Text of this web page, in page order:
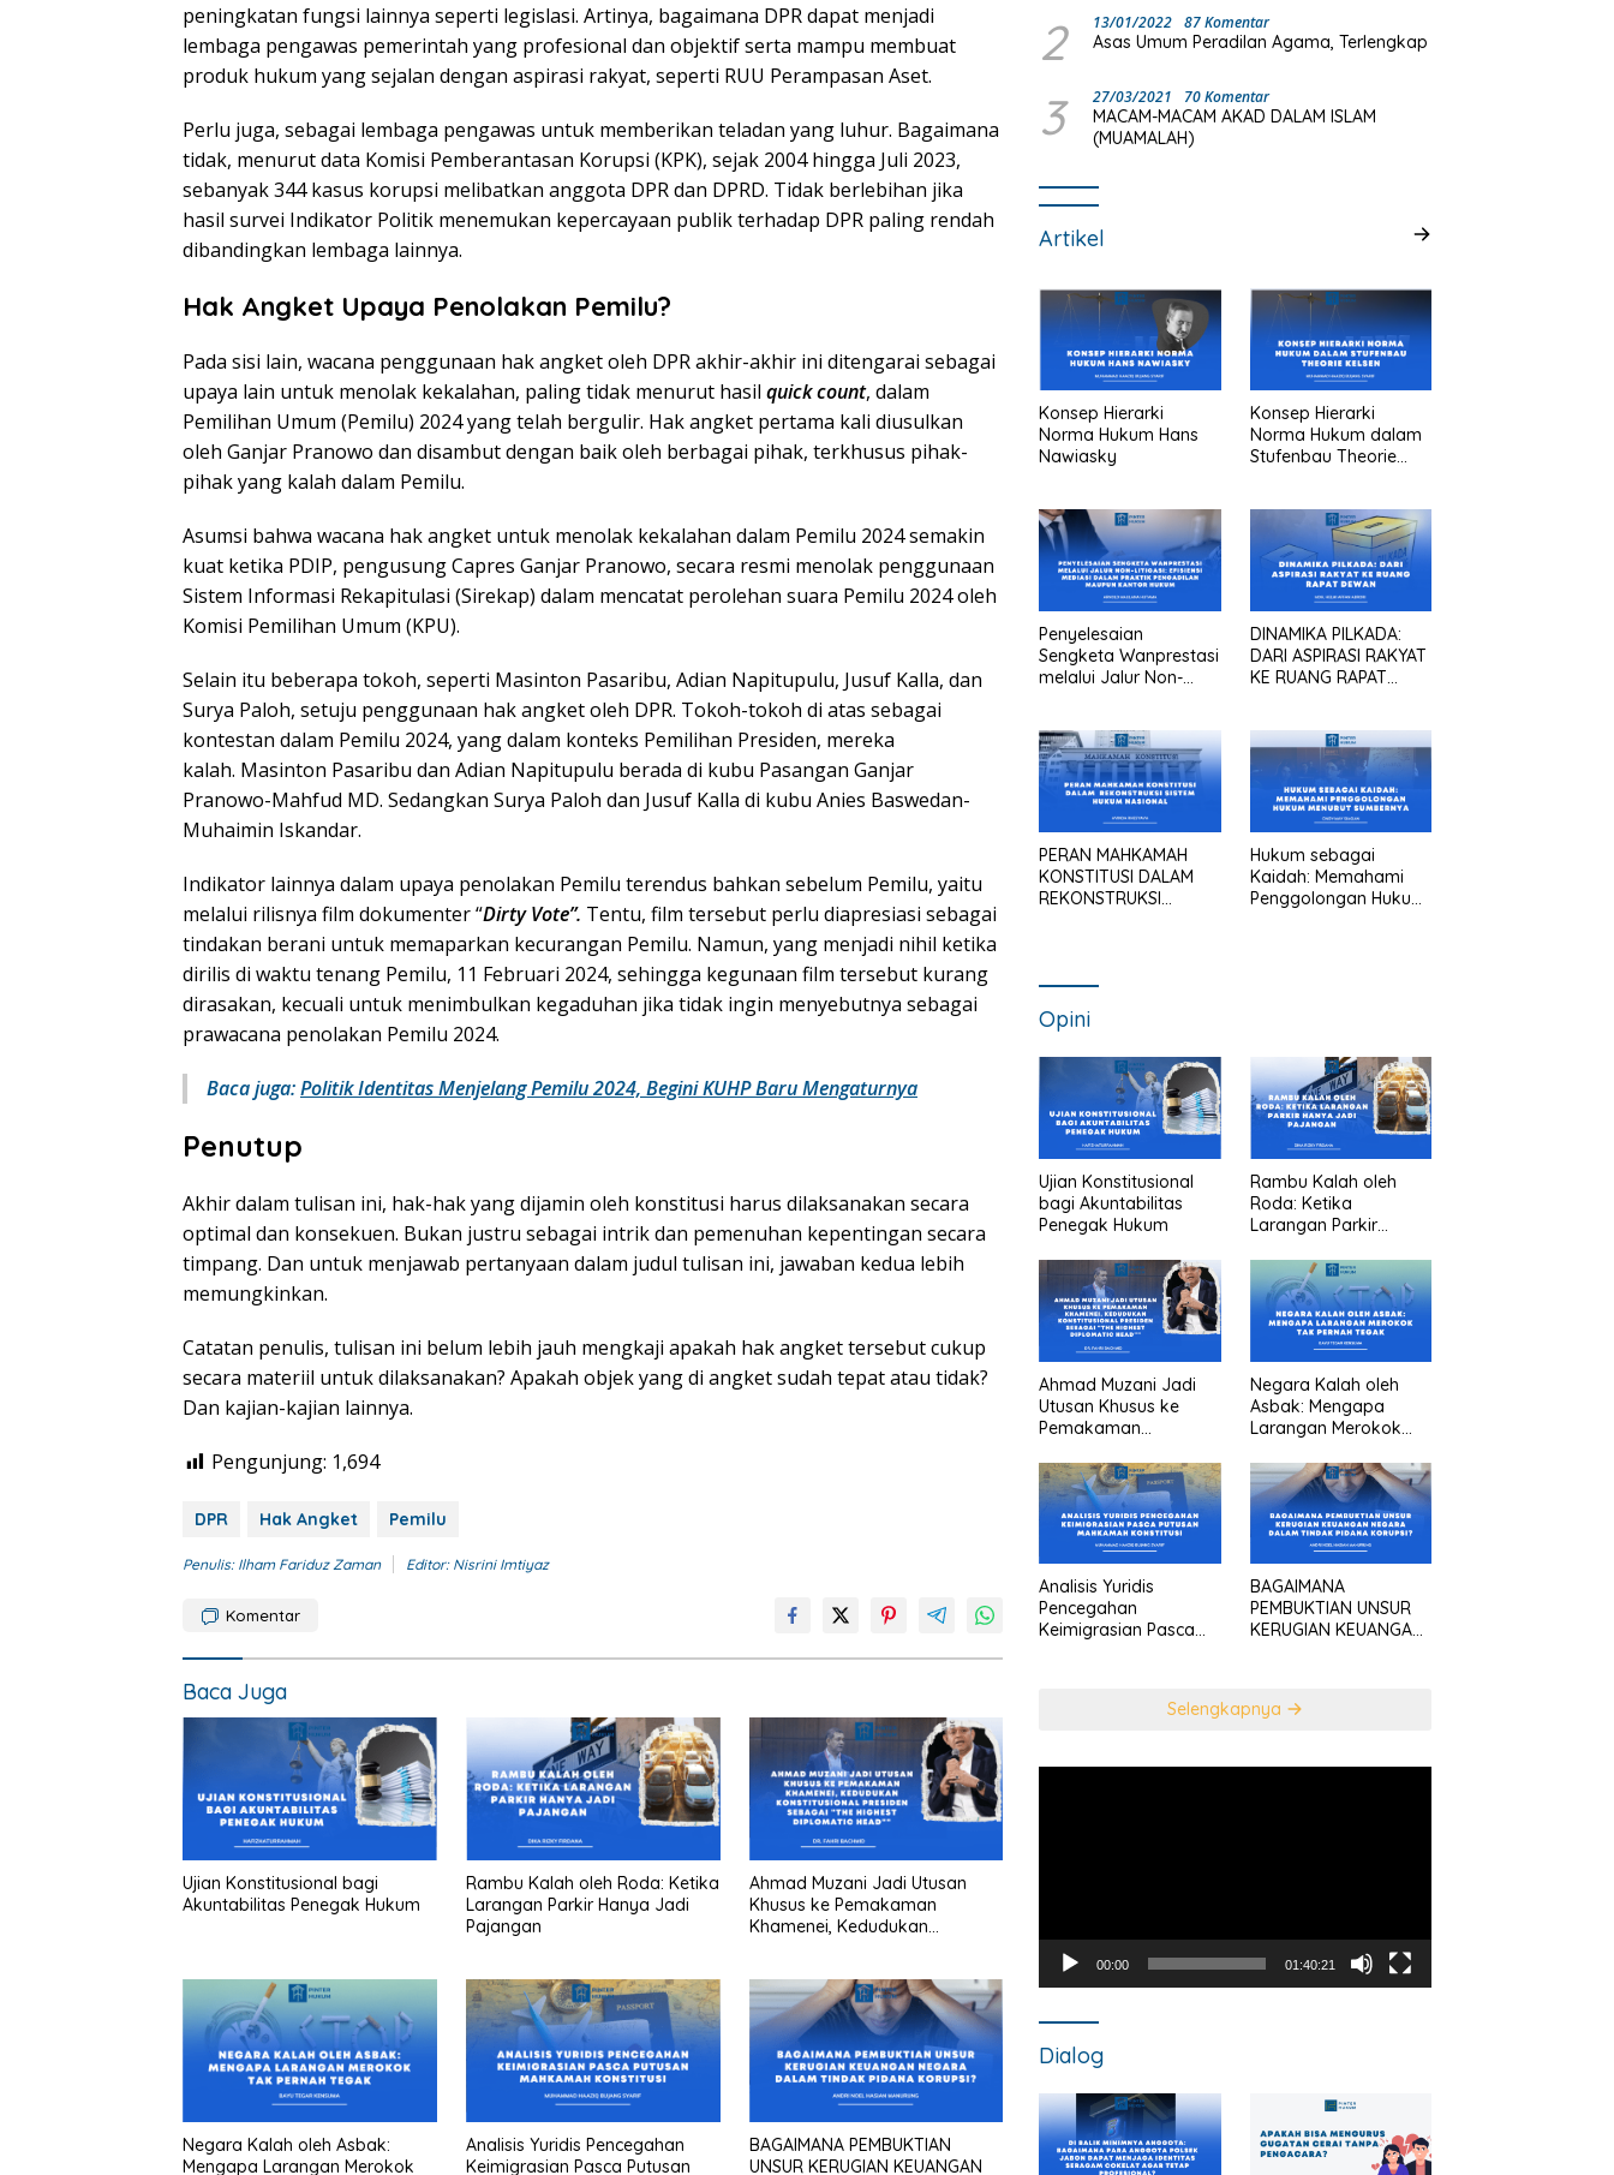
peningkatan fungsi lainnya seperti legislasi. Artinya, bagaimana DPR dapat menjadi
lembaga pengawas pemerintah yang profesional dan objektif serta mampu membuat
produk hukum yang sejalan dengan aspirasi rakyat, seperti RUU Perampasan Aset.
Perlu juga, sebagai lembaga pengawas untuk memberikan teladan yang luhur. Bagaimana
tidak, menurut data Komisi Pemberantasan Korupsi (KPK), sejak 2004 hingga Juli 2023,
sebanyak 344 kasus korupsi melibatkan anggota DPR dan DPRD. Tidak berlebihan jika
hasil survei Indikator Politik menemukan kepercayaan publik terhadap DPR paling rendah
dibandingkan lembaga lainnya.
Hak Angket Upaya Penolakan Pemilu?
Pada sisi lain, wacana penggunaan hak angket oleh DPR akhir-akhir ini ditengarai sebagai
upaya lain untuk menolak kekalahan, paling tidak menurut hasil quick count, dalam
Pemilihan Umum (Pemilu) 2024 yang telah bergulir. Hak angket pertama kali diusulkan
oleh Ganjar Pranowo dan disambut dengan baik oleh berbagai pihak, terkhusus pihak-
pihak yang kalah dalam Pemilu.
Asumsi bahwa wacana hak angket untuk menolak kekalahan dalam Pemilu 2024 semakin
kuat ketika PDIP, pengusung Capres Ganjar Pranowo, secara resmi menolak penggunaan
Sistem Informasi Rekapitulasi (Sirekap) dalam mencatat perolehan suara Pemilu 2024 oleh
Komisi Pemilihan Umum (KPU).
Selain itu beberapa tokoh, seperti Masinton Pasaribu, Adian Napitupulu, Jusuf Kalla, dan
Surya Paloh, setuju penggunaan hak angket oleh DPR. Tokoh-tokoh di atas sebagai
kontestan dalam Pemilu 2024, yang dalam konteks Pemilihan Presiden, mereka
kalah. Masinton Pasaribu dan Adian Napitupulu berada di kubu Pasangan Ganjar
Pranowo-Mahfud MD. Sedangkan Surya Paloh dan Jusuf Kalla di kubu Anies Baswedan-
Muhaimin Iskandar.
Indikator lainnya dalam upaya penolakan Pemilu terendus bahkan sebelum Pemilu, yaitu
melalui rilisnya film dokumenter “Dirty Vote”. Tentu, film tersebut perlu diapresiasi sebagai
tindakan berani untuk memaparkan kecurangan Pemilu. Namun, yang menjadi nihil ketika
dirilis di waktu tenang Pemilu, 11 Februari 2024, sehingga kegunaan film tersebut kurang
dirasakan, kecuali untuk menimbulkan kegaduhan jika tidak ingin menyebutnya sebagai
prawacana penolakan Pemilu 2024.
Baca juga:Politik Identitas Menjelang Pemilu 2024, Begini KUHP Baru Mengaturnya
Penutup
Akhir dalam tulisan ini, hak-hak yang dijamin oleh konstitusi harus dilaksanakan secara
optimal dan konsekuen. Bukan justru sebagai intrik dan pemenuhan kepentingan secara
timpang. Dan untuk menjawab pertanyaan dalam judul tulisan ini, jawaban kedua lebih
memungkinkan.
Catatan penulis, tulisan ini belum lebih jauh mengkaji apakah hak angket tersebut cukup
secara materiil untuk dilaksanakan? Apakah objek yang di angket sudah tepat atau tidak?
Dan kajian-kajian lainnya.
Pengunjung: 1,694
DPR Hak Angket Pemilu
Penulis: Ilham Fariduz Zaman Editor: Nisrini Imtiyaz
Komentar
Baca Juga
Ujian Konstitusional bagi
Akuntabilitas Penegak Hukum
Rambu Kalah oleh Roda: Ketika
Larangan Parkir Hanya Jadi
Pajangan
Ahmad Muzani Jadi Utusan
Khusus ke Pemakaman
Khamenei, Kedudukan
Negara Kalah oleh Asbak:
Mengapa Larangan Merokok
Analisis Yuridis Pencegahan
Keimigrasian Pasca Putusan
BAGAIMANA PEMBUKTIAN
UNSUR KERUGIAN KEUANGAN
2 13/01/2022 87 Komentar
Asas Umum Peradilan Agama, Terlengkap
3 27/03/2021 70 Komentar
MACAM-MACAM AKAD DALAM ISLAM
(MUAMALAH)
Artikel
Konsep Hierarki
Norma Hukum Hans
Nawiasky
Konsep Hierarki
Norma Hukum dalam
Stufenbau Theorie
Penyelesaian
Sengketa Wanprestasi
melalui Jalur Non-
Pengadilan Maupun
Kantor Hukum
DINAMIKA PILKADA:
DARI ASPIRASI RAKYAT
KE RUANG RAPAT
PERAN MAHKAMAH
KONSTITUSI DALAM
REKONSTRUKSI
Hukum sebagai
Kaidah: Memahami
Penggolongan Hukum
Opini
Ujian Konstitusional
bagi Akuntabilitas
Penegak Hukum
Rambu Kalah oleh
Roda: Ketika
Larangan Parkir
Ahmad Muzani Jadi
Utusan Khusus ke
Pemakaman
konstitusional
Presiden sebagai “the
highest diplomatic
head””
Negara Kalah oleh
Asbak: Mengapa
Larangan Merokok
Analisis Yuridis
Pencegahan
Keimigrasian Pasca
BAGAIMANA
PEMBUKTIAN UNSUR
KERUGIAN KEUANGAN
Selengkapnya
00:00 01:40:21
Dialog